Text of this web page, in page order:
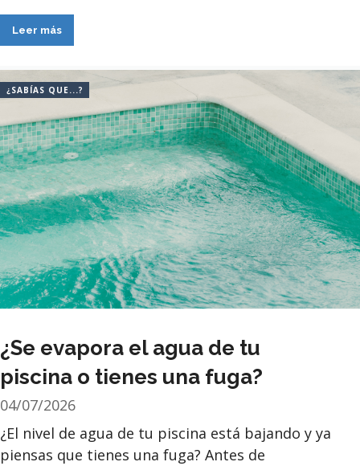
Leer más
¿SABÍAS QUE...?
¿Se evapora el agua de tu
piscina o tienes una fuga?
04/07/2026
¿El nivel de agua de tu piscina está bajando y ya
piensas que tienes una fuga? Antes de